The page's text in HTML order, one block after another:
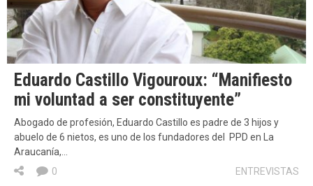
Eduardo Castillo Vigouroux: “Manifiesto
mi voluntad a ser constituyente”
Abogado de profesión, Eduardo Castillo es padre de 3 hijos y
abuelo de 6 nietos, es uno de los fundadores del PPD en La
Araucanía,…
ENTREVISTAS
0